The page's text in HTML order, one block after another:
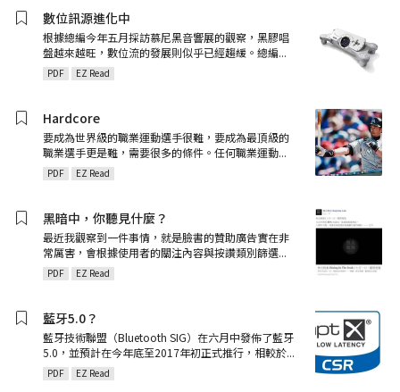
數位訊源進化中
根據總編今年五月採訪慕尼黑音響展的觀察，黑膠唱
盤越來越旺，數位流的發展則似乎已經趨緩。總編...
PDF EZ Read
Hardcore
要成為世界級的職業運動選手很難，要成為最頂級的
職業選手更是難，需要很多的條件。任何職業運動...
PDF EZ Read
黑暗中，你聽見什麼？
最近我觀察到一件事情，就是臉書的贊助廣告實在非
常厲害，會根據使用者的關注內容與按讚類別篩選...
PDF EZ Read
藍牙5.0？
藍牙技術聯盟（Bluetooth SIG）在六月中發佈了藍牙
5.0，並預計在今年底至2017年初正式推行，相較於...
PDF EZ Read